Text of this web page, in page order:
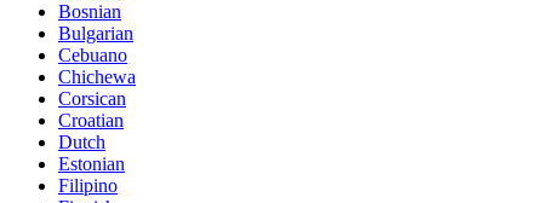
Bosnian
Bulgarian
Cebuano
Chichewa
Corsican
Croatian
Dutch
Estonian
Filipino